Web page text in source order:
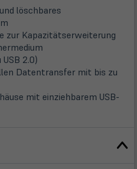
löschbares
zur Kapazitätserweiterung
2.0)
Datentransfer mit bis zu
mit einziehbarem USB-